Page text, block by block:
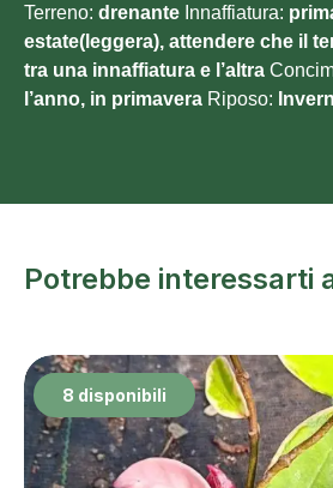
Terreno: drenante Innaffiatura:
estate(leggera), attendere che il
tra una innaffiatura e l’altra
l’anno, in primavera Riposo:
Potrebbe interessarti
8 disponibili